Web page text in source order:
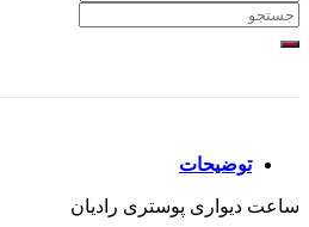
جستجو
توضیحات
ساعت دیواری پوستری رادیان